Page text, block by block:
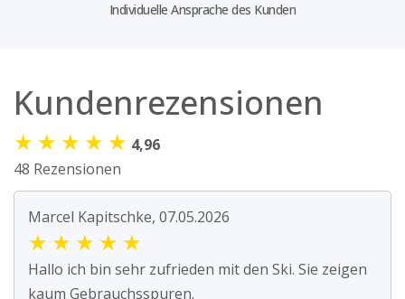
Individuelle Ansprache des Kunden
Kundenrezensionen
★ ★ ★ ★ ★ 4,96
48 Rezensionen
Marcel Kapitschke, 07.05.2026
★ ★ ★ ★ ★
Hallo ich bin sehr zufrieden mit den Ski. Sie zeigen
kaum Gebrauchsspuren.